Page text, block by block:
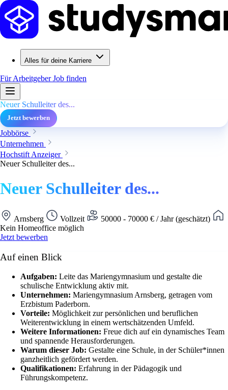
Alles für deine Karriere
Für ArbeitgeberJob finden
Neuer Schulleiter des...
Jetzt bewerben
Jobbörse
Unternehmen
Hochstift Anzeiger
Neuer Schulleiter des...
Neuer Schulleiter des...
Arnsberg Vollzeit
50000 - 70000 € / Jahr (geschätzt)
Kein Homeoffice möglich
Jetzt bewerben
Auf einen Blick
Aufgaben: Leite das Mariengymnasium und gestalte die
schulische Entwicklung aktiv mit.
Unternehmen: Mariengymnasium Arnsberg, getragen vom
Erzbistum Paderborn.
Vorteile: Möglichkeit zur persönlichen und beruflichen
Weiterentwicklung in einem wertschätzenden Umfeld.
Weitere Informationen: Freue dich auf ein dynamisches Team
und spannende Herausforderungen.
Warum dieser Job: Gestalte eine Schule, in der Schüler*innen
ganzheitlich gefördert werden.
Qualifikationen: Erfahrung in der Pädagogik und
Führungskompetenz.